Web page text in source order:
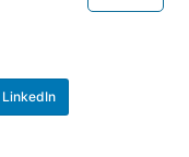
LinkedIn